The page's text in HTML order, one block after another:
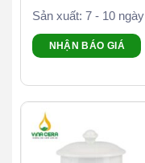
Sản xuất: 7 - 10 ngày
NHẬN BÁO GIÁ